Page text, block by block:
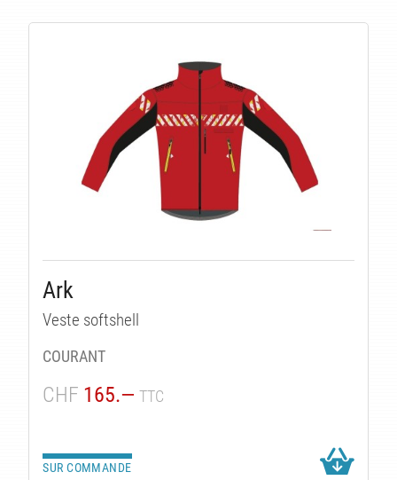
Ark
Veste softshell
COURANT
CHF 165.— TTC
SUR COMMANDE